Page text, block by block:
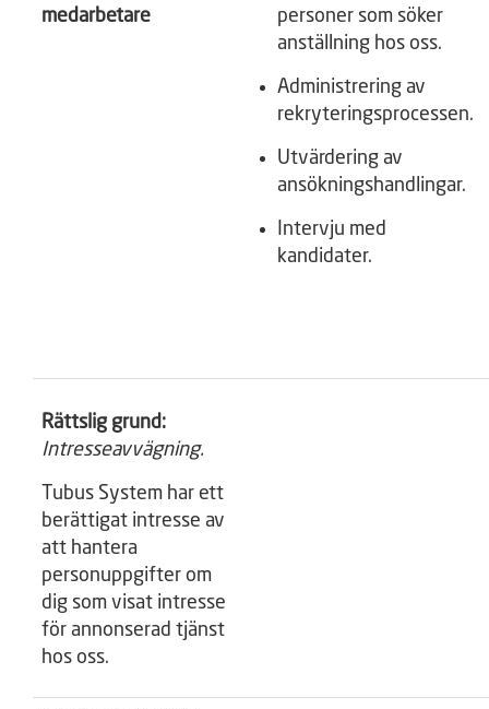
medarbetare
personer som söker
anställning hos oss.
Administrering av
rekryteringsprocessen.
Utvärdering av
ansökningshandlingar.
Intervju med
kandidater.
Rättslig grund:
Intresseavvägning.
Tubus System har ett
berättigat intresse av
att hantera
personuppgifter om
dig som visat intresse
för annonserad tjänst
hos oss.